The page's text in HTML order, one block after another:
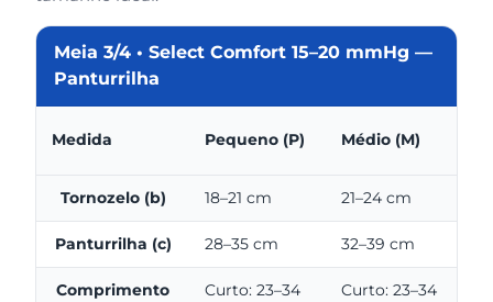
Meia 3/4 • Select Comfort 15–20 mmHg —
Panturrilha
Medida Pequeno (P) Médio (M)
Tornozelo (b) 18–21 cm 21–24 cm
Panturrilha (c) 28–35 cm 32–39 cm
Comprimento
Curto: 23–34
Curto: 23–34